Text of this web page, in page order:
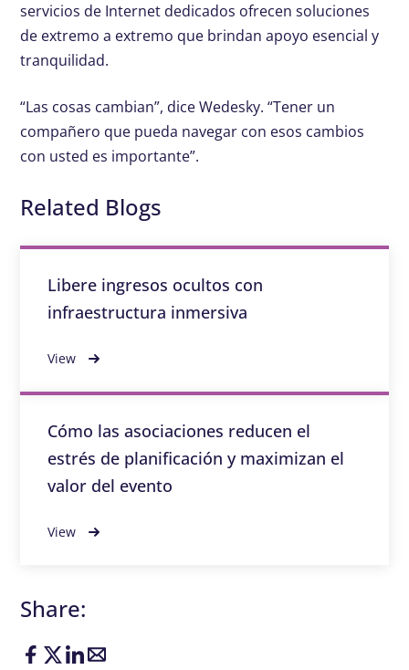
servicios de Internet dedicados ofrecen soluciones
de extremo a extremo que brindan apoyo esencial y
tranquilidad.
“Las cosas cambian”, dice Wedesky. “Tener un
compañero que pueda navegar con esos cambios
con usted es importante”.
Related Blogs
Libere ingresos ocultos con
infraestructura inmersiva
View
Cómo las asociaciones reducen el
estrés de planificación y maximizan el
valor del evento
View
Share: